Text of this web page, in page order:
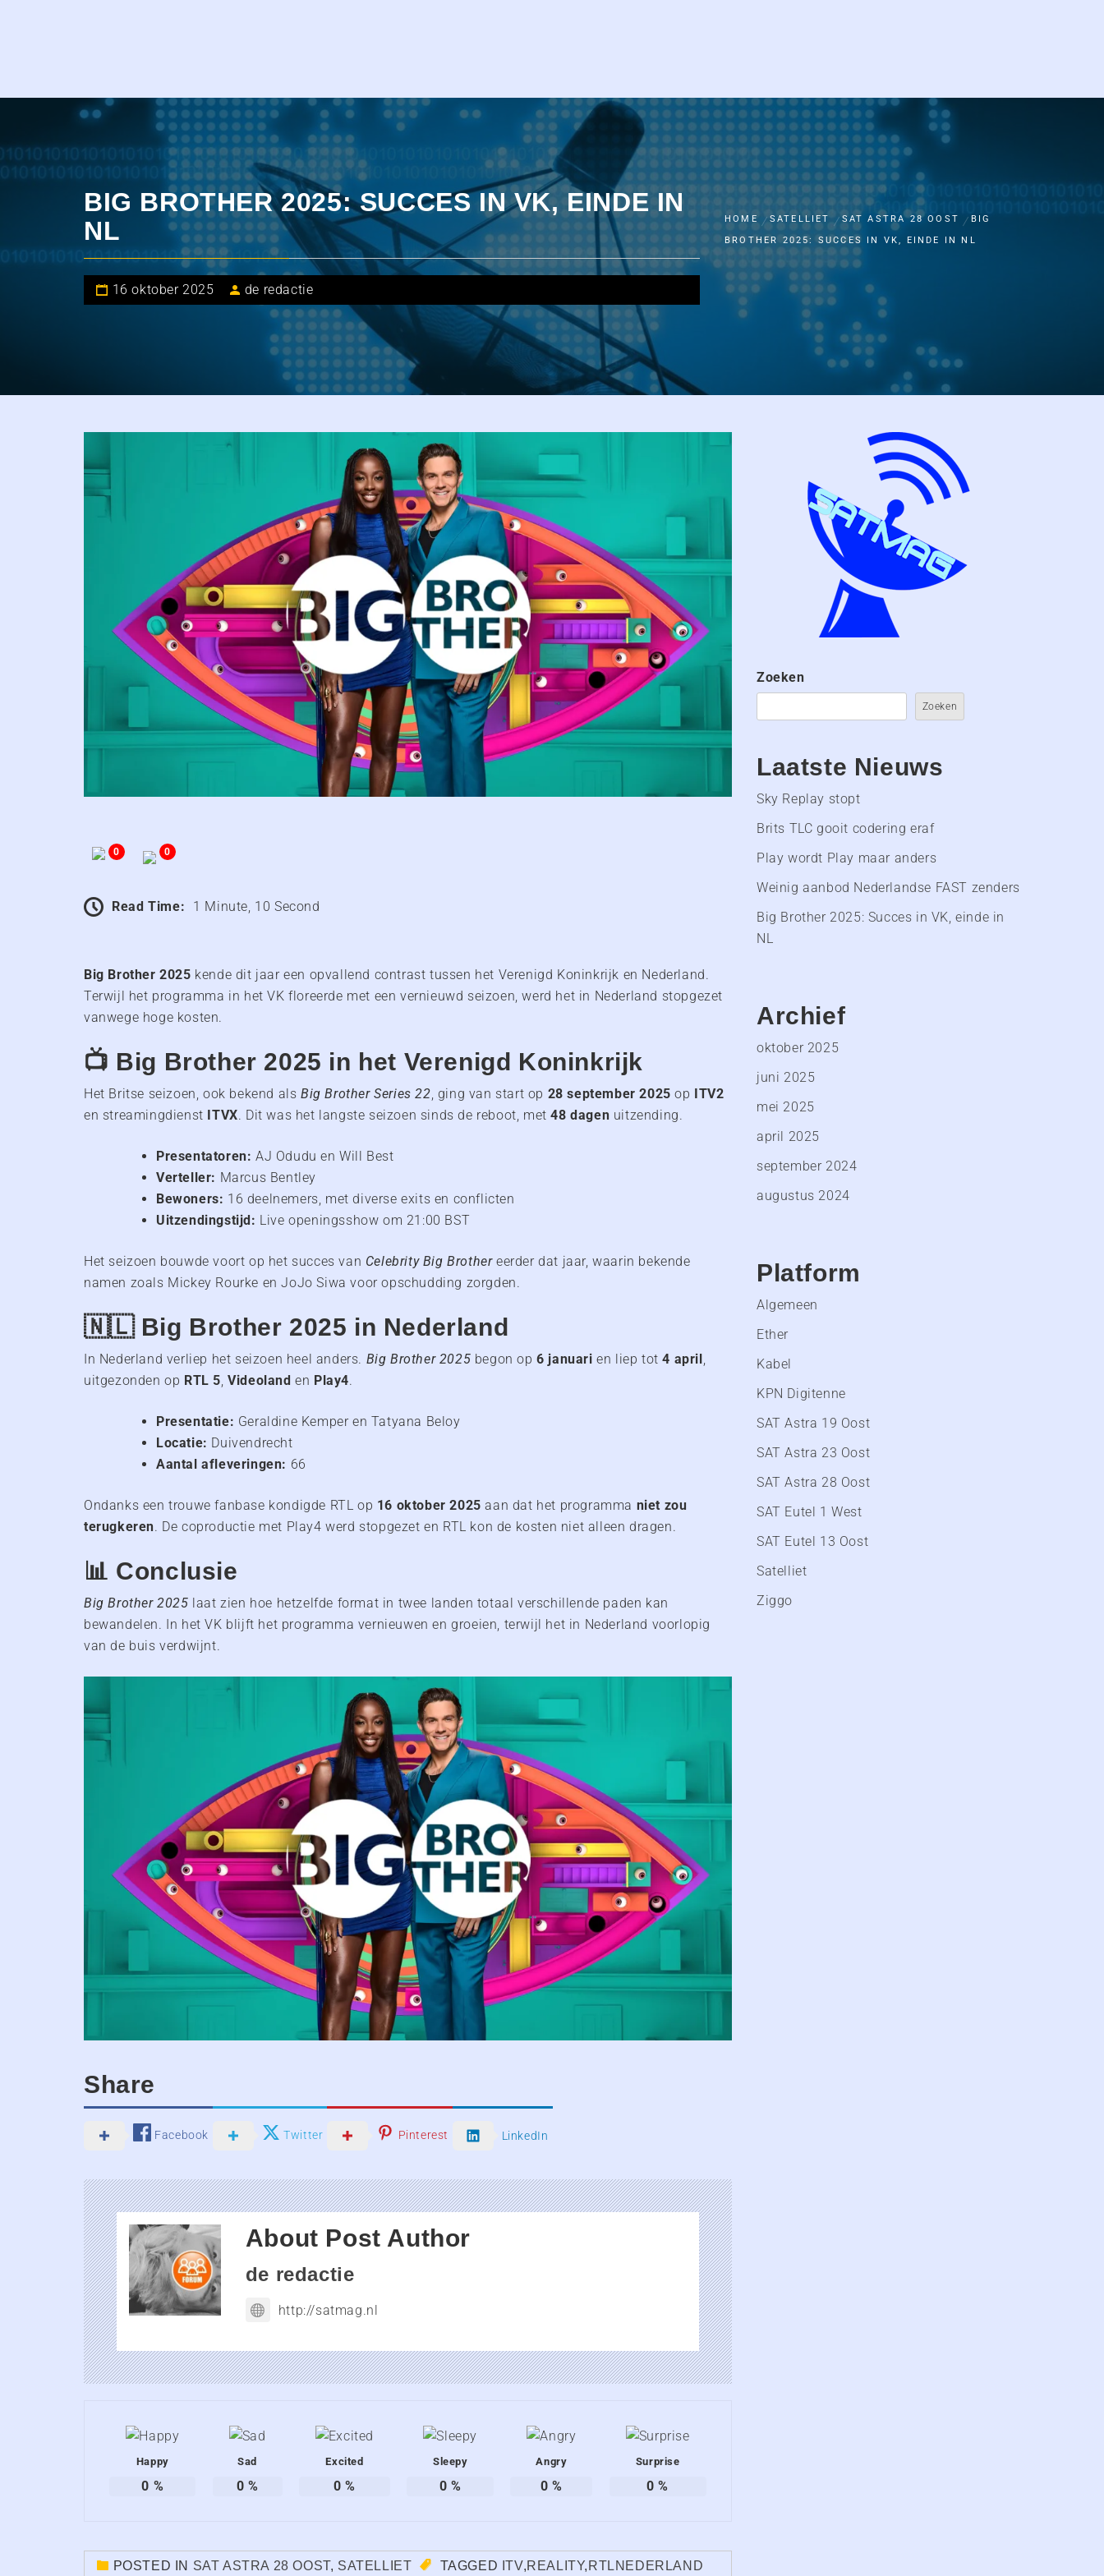
BIG BROTHER 2025: SUCCES IN VK, EINDE IN
NL
16 oktober 2025 de redactie
HOME SATELLIET SAT ASTRA 28 OOST
BIG
BROTHER 2025: SUCCES IN VK, EINDE IN NL
0 0
Read Time: 1 Minute, 10 Second
Big Brother 2025 kende dit jaar een opvallend contrast tussen het Verenigd Koninkrijk en Nederland.
Terwijl het programma in het VK floreerde met een vernieuwd seizoen, werd het in Nederland stopgezet
vanwege hoge kosten.
📺 Big Brother 2025 in het Verenigd Koninkrijk
Het Britse seizoen, ook bekend als Big Brother Series 22 , ging van start op 28 september 2025 op ITV2
en streamingdienst ITVX. Dit was het langste seizoen sinds de reboot, met48 dagen uitzending.
Presentatoren: AJ Odudu en Will Best
Verteller: Marcus Bentley
Bewoners: 16 deelnemers, met diverse exits en conflicten
Uitzendingstijd: Live openingsshow om 21:00 BST
Het seizoen bouwde voort op het succes van Celebrity Big Brothereerder dat jaar, waarin bekende
namen zoals Mickey Rourke en JoJo Siwa voor opschudding zorgden.
🇳🇱 Big Brother 2025 in Nederland
In Nederland verliep het seizoen heel anders. Big Brother 2025 begon op6 januari en liep tot4 april
uitgezonden op RTL 5 ,Videoland en Play4.
Presentatie: Geraldine Kemper en Tatyana Beloy
Locatie: Duivendrecht
Aantal afleveringen: 66
Ondanks een trouwe fanbase kondigde RTL op 16 oktober 2025 aan dat het programma niet zou
terugkeren. De coproductie met Play4 werd stopgezet en RTL kon de kosten niet alleen dragen.
📊 Conclusie
Big Brother 2025 laat zien hoe hetzelfde format in twee landen totaal verschillende paden kan
bewandelen. In het VK blijft het programma vernieuwen en groeien, terwijl het in Nederland voorlopig
van de buis verdwijnt.
Share
Facebook Twitter Pinterest LinkedIn
About Post Author
de redactie
http://satmag.nl
Happy
0 %
Sad
0 %
Excited
0 %
Sleepy
0 %
Angry
0 %
Surprise
0 %
POSTED IN SAT ASTRA 28 OOST, SATELLIET TAGGED ITV,REALITY, RTLNEDERLAND
Zoeken
Zoeken
Laatste Nieuws
Sky Replay stopt
Brits TLC gooit codering eraf
Play wordt Play maar anders
Weinig aanbod Nederlandse FAST zenders
Big Brother 2025: Succes in VK, einde in
NL
Archief
oktober 2025
juni 2025
mei 2025
april 2025
september 2024
augustus 2024
Platform
Algemeen
Ether
Kabel
KPN Digitenne
SAT Astra 19 Oost
SAT Astra 23 Oost
SAT Astra 28 Oost
SAT Eutel 1 West
SAT Eutel 13 Oost
Satelliet
Ziggo